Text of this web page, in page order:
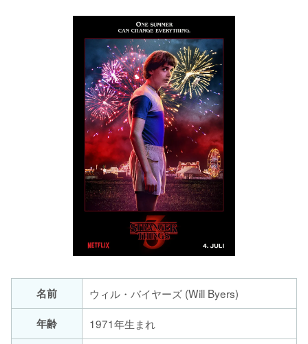
名前
ウィル・バイヤーズ (Will Byers)
年齢
1971年生まれ